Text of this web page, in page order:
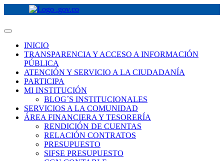
INICIO
TRANSPARENCIA Y ACCESO A INFORMACIÓN
PÚBLICA
ATENCIÓN Y SERVICIO A LA CIUDADANÍA
PARTICIPA
MI INSTITUCIÓN
BLOG´S INSTITUCIONALES
SERVICIOS A LA COMUNIDAD
ÁREA FINANCIERA Y TESORERÍA
RENDICIÓN DE CUENTAS
RELACIÓN CONTRATOS
PRESUPUESTO
SIFSE PRESUPUESTO